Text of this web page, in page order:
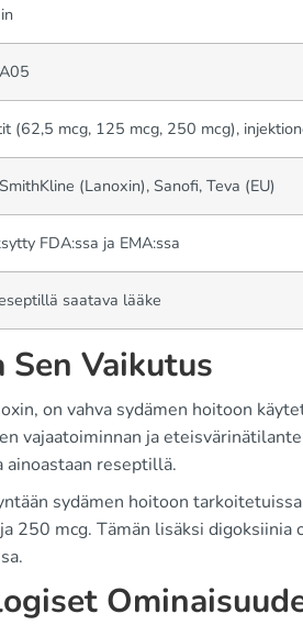
(62,5 mcg, 125 mcg, 250 mcg),
(Lanoxin), Sanofi, Teva (EU)
FDA:ssa ja EMA:ssa
saatava lääke
Vaikutus
on vahva sydämen hoitoon
vajaatoiminnan ja
ainoastaan reseptillä.
sydämen hoitoon
250 mcg. Tämän lisäksi digoksiinia